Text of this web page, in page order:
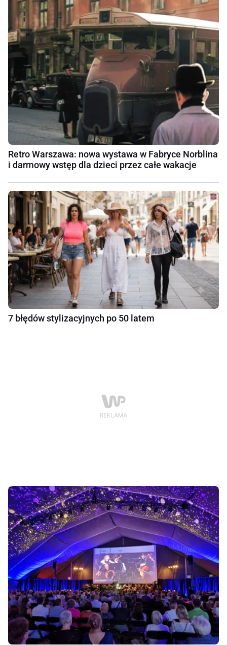
Retro Warszawa: nowa wystawa w Fabryce Norblina
i darmowy wstęp dla dzieci przez całe wakacje
7 błędów stylizacyjnych po 50 latem